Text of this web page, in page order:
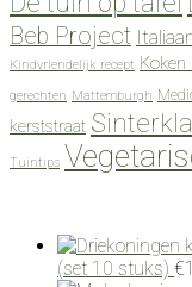
Beb Project
Kindvriendelijk recept
gerechten Mattemburgh
kerststraat
Tuintips
(set 10 stuks) €